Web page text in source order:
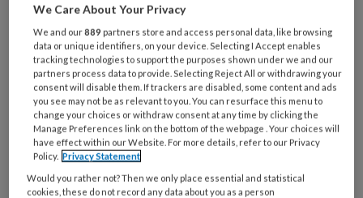
Lage vaccinatiegraad
onder jonge vrouwen met
baarmoederhalskanker
Uit een recentonderzoek van Amsterdam
UMC, gebaseerd op data van de Nederlandse
Kankerregistratie van het Integraal
Kankercentrum Nederland (IKNL), blijkt dat
We Care About Your Privacy
We and our889 partners store and access personal data, like browsing
data or unique identifiers, on your device. Selecting I Accept enables
tracking technologies to support the purposes shown under we and our
partners process data to provide. Selecting Reject All or withdrawing your
consent will disable them. If trackers are disabled, some content and ads
you see may not be as relevant to you. You can resurface this menu to
change your choices or withdraw consent at any time by clicking the
Manage Preferences link on the bottom of the webpage . Your choices will
have effect within our Website. For more details, refer to our Privacy
Policy. Privacy Statement
Would you rather not? Then we only place essential and statistical
cookies, these do not record any data about you as a person